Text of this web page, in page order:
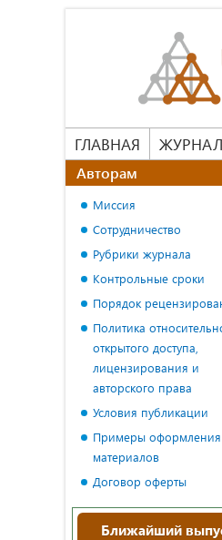
ГЛАВНАЯ
Авторам
Миссия
Сотрудничество
Рубрики журнала
Контрольные сроки
Порядок
Политика
открытого доступа,
лицензирования и
авторского права
Условия публикации
Примеры оформления
материалов
Договор оферты
Ближайший